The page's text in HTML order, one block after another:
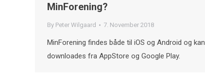
MinForening?
By Peter Wilgaard 7. November 2018
MinForening findes både til iOS og Android og kan
downloades fra AppStore og Google Play.